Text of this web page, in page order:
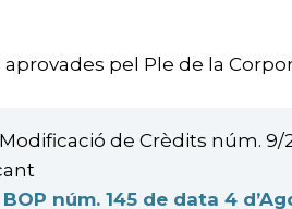
pel Ple de la
de Crèdits núm.
núm. 145 de data 4